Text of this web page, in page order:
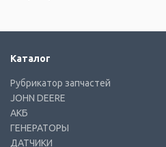
Каталог
Рубрикатор запчастей
JOHN DEERE
АКБ
ГЕНЕРАТОРЫ
ДАТЧИКИ